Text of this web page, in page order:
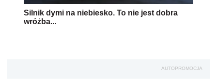
Silnik dymi na niebiesko. To nie jest dobra
wróżba...
AUTOPROMOCJA